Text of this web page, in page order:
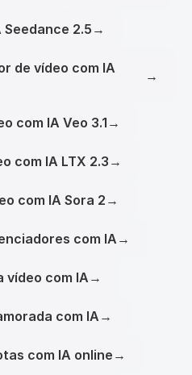
Seedance 2.5 →
de vídeo com IA
→
com IA Veo 3.1 →
com IA LTX 2.3 →
com IA Sora 2 →
com IA→
vídeo com IA →
com IA →
com IA online →